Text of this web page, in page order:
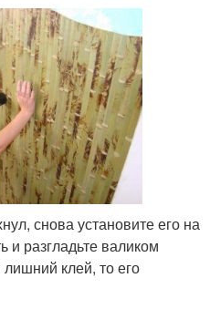
снова установите его на
и разгладьте валиком
клей, то его